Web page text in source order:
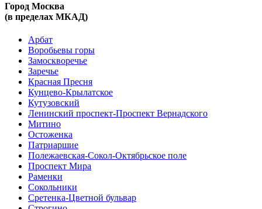
Город Москва
(в пределах МКАД)
Арбат
Воробьевы горы
Замоскворечье
Заречье
Красная Пресня
Кунцево-Крылатское
Кутузовский
Ленинский проспект-Проспект Вернадского
Митино
Остоженка
Патриаршие
Полежаевская-Сокол-Октябрьское поле
Проспект Мира
Раменки
Сокольники
Сретенка-Цветной бульвар